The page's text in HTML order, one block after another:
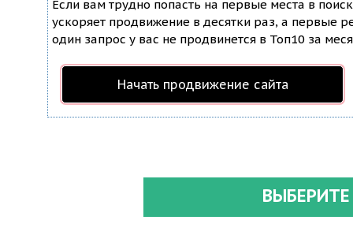
Если вам трудно попасть на первые места в
ускоряет продвижение в десятки раз, а первые
один запрос у вас не продвинется в Топ10 за
Начать продвижение сайта